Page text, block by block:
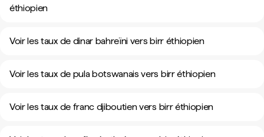
éthiopien
Voir les taux de dinar bahreïni vers birr éthiopien
Voir les taux de pula botswanais vers birr éthiopien
Voir les taux de franc djiboutien vers birr éthiopien